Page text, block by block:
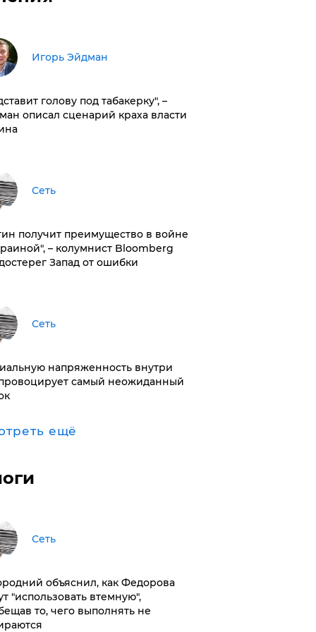
Игорь Эйдман
голову под табакерку", –
описал сценарий краха власти
Сеть
получит преимущество в войне
– колумнист Bloomberg
Запад от ошибки
Сеть
напряженность внутри
самый неожиданный
ещё
Сеть
объяснил, как Федорова
"использовать втемную",
то, чего выполнять не